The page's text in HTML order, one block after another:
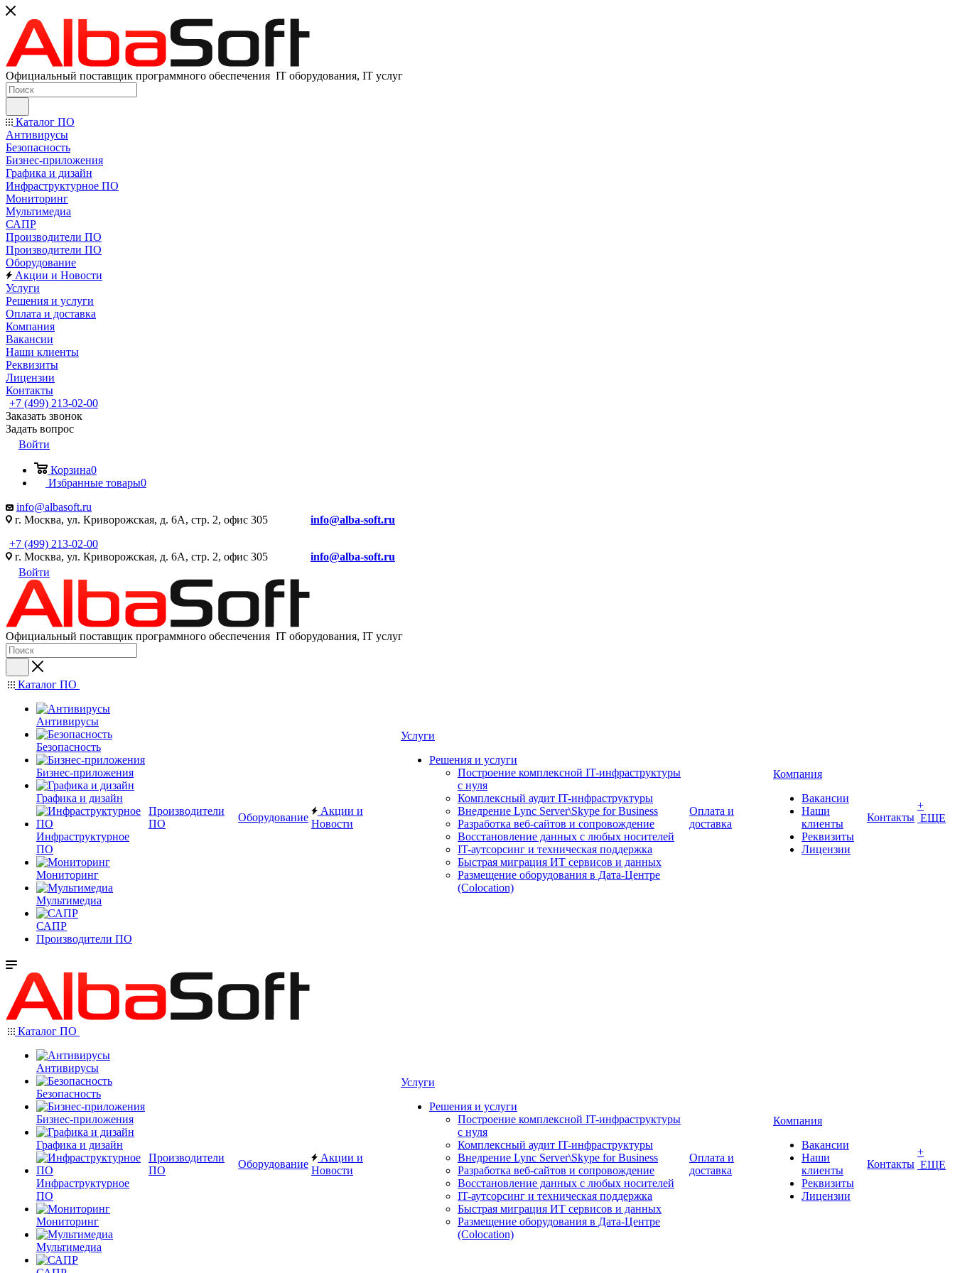
Официальный поставщик программного обеспечения IT оборудования, IT услуг
Каталог ПО
Антивирусы
Безопасность
Бизнес-приложения
Графика и дизайн
Инфраструктурное ПО
Мониторинг
Мультимедиа
САПР
Производители ПО
Производители ПО
Оборудование
Акции и Новости
Услуги
Решения и услуги
Оплата и доставка
Компания
Вакансии
Наши клиенты
Реквизиты
Лицензии
Контакты
+7 (499) 213-02-00
Заказать звонок
Задать вопрос
Войти
Корзина0
Избранные товары0
info@albasoft.ru
г. Москва, ул. Криворожская, д. 6А, стр. 2, офис 305 info@alba-soft.ru
+7 (499) 213-02-00
г. Москва, ул. Криворожская, д. 6А, стр. 2, офис 305 info@alba-soft.ru
Войти
Официальный поставщик программного обеспечения IT оборудования, IT услуг
Каталог ПО
Антивирусы
Безопасность
Бизнес-приложения
Графика и дизайн
Инфраструктурное
ПО
Мониторинг
Мультимедиа
САПР
Производители ПО
Производители
ПО
Оборудование
Акции и
Новости
Услуги
Решения и услуги
Построение комплексной IT-инфраструктуры
с нуля
Комплексный аудит IT-инфраструктуры
Внедрение Lync Server\Skype for Business
Разработка веб-сайтов и сопровождение
Восстановление данных с любых носителей
IT-аутсорсинг и техническая поддержка
Быстрая миграция ИТ сервисов и данных
Размещение оборудования в Дата-Центре
(Colocation)
Оплата и
доставка
Компания
Вакансии
Наши
клиенты
Реквизиты
Лицензии
Контакты
+
ЕЩЕ
Каталог ПО
Антивирусы
Безопасность
Бизнес-приложения
Графика и дизайн
Инфраструктурное
ПО
Мониторинг
Мультимедиа
Производители
ПО
Оборудование
Акции и
Новости
Услуги
Решения и услуги
Построение комплексной IT-инфраструктуры
с нуля
Комплексный аудит IT-инфраструктуры
Внедрение Lync Server\Skype for Business
Разработка веб-сайтов и сопровождение
Восстановление данных с любых носителей
IT-аутсорсинг и техническая поддержка
Быстрая миграция ИТ сервисов и данных
Размещение оборудования в Дата-Центре
(Colocation)
Оплата и
доставка
Компания
Вакансии
Наши
клиенты
Реквизиты
Лицензии
Контакты
+
ЕЩЕ